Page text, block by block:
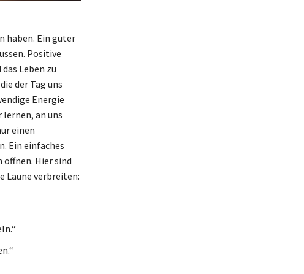
haben. Ein guter
Positive
Leben zu
der Tag uns
Energie
an uns
einen
Ein einfaches
Hier sind
Laune verbreiten: